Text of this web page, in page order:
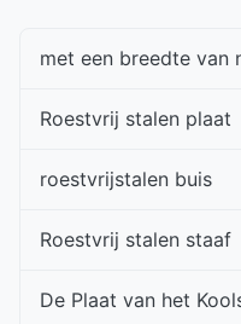
met een breedte van
Roestvrij stalen plaat
roestvrijstalen buis
Roestvrij stalen staaf
De Plaat van het